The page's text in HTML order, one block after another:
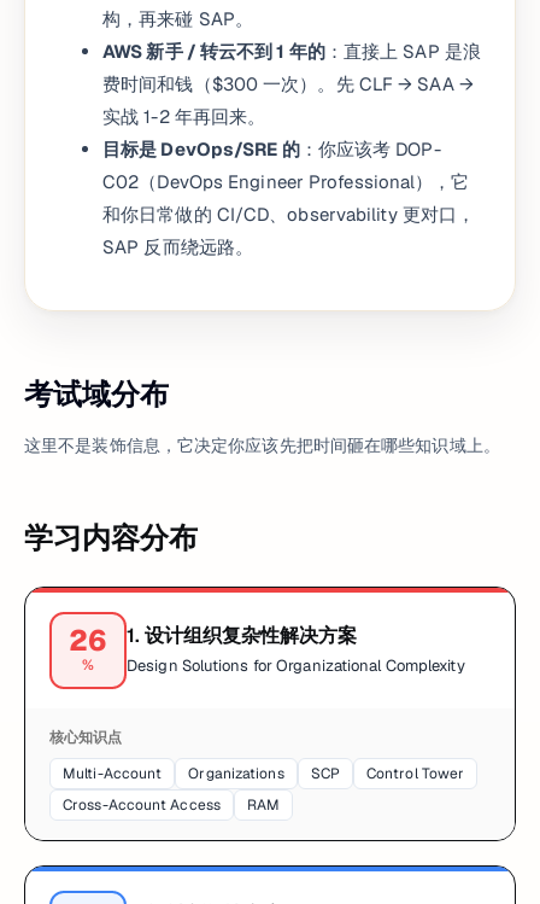
构，再来碰 SAP。
AWS 新手 / 转云不到 1 年的：直接上 SAP 是浪
费时间和钱（$300 一次）。先 CLF → SAA →
实战 1-2 年再回来。
目标是 DevOps/SRE 的：你应该考 DOP-
C02（DevOps Engineer Professional），它
和你日常做的 CI/CD、observability 更对口，
SAP 反而绕远路。
考试域分布
这里不是装饰信息，它决定你应该先把时间砸在哪些知识域上。
学习内容分布
26
%
1. 设计组织复杂性解决方案
Design Solutions for Organizational Complexity
核心知识点
Multi-Account
Organizations SCP
Control Tower
Cross-Account Access
RAM